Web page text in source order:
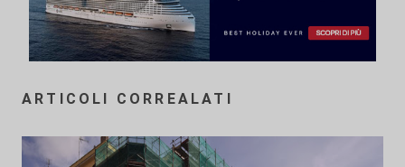
ARTICOLI CORREALATI